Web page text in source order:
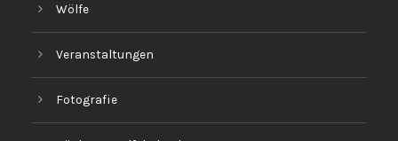
Wölfe
Veranstaltungen
Fotografie